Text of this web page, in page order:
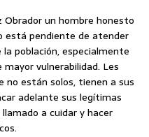
Obrador un hombre honesto
está pendiente de atender
población, especialmente
vulnerabilidad. Les
no están solos, tienen a sus
adelante sus legítimas
a cuidar y hacer